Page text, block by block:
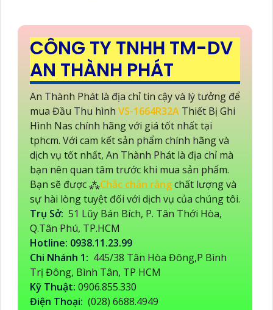
CÔNG TY TNHH TM-DV
AN THÀNH PHÁT
An Thành Phát là địa chỉ tin cậy và lý tưởng để
mua Đầu Thu hình VS-1664R32A Thiết Bị Ghi
Hình Nas chính hãng với giá tốt nhất tại
tphcm. Với cam kết sản phẩm chính hãng và
dịch vụ tốt nhất, An Thành Phát là địa chỉ mà
bạn nên quan tâm trước khi mua sản phẩm.
Bạn sẽ được ⁂Chắc chắn rằngchất lượng và
sự hài lòng tuyệt đối với dịch vụ của chúng tôi.
Trụ Sở: 51 Lũy Bán Bích, P. Tân Thới Hòa,
Q.Tân Phú, TP.HCM
Hotline: 0938.11.23.99
Chi Nhánh 1: 445/38 Tân Hòa Đông,P Bình
Trị Đông, Bình Tân, TP HCM
Kỹ Thuật: 0906.855.330
Điện Thoại: (028) 6688.4949